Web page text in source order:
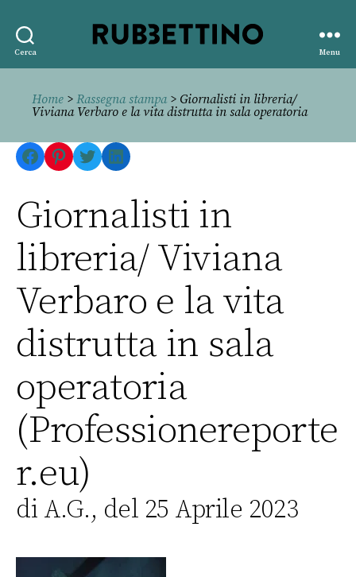
Cerca
editore
Menu
Home > Rassegna stampa> Giornalisti in libreria/
Viviana Verbaro e la vita distrutta in sala operatoria
Facebook
Pinterest
TwitterLinkedIn
Giornalisti in
libreria/ Viviana
Verbaro e la vita
distrutta in sala
operatoria
(Professionereporte
r.eu)
di A.G., del 25 Aprile 2023